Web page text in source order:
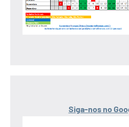
Siga-nos no